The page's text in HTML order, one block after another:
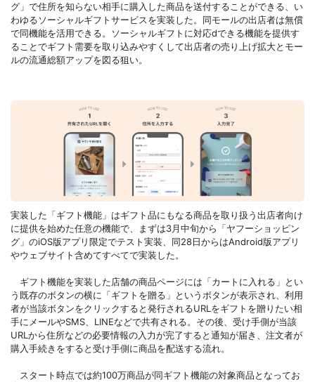
グ」で住所を知らない相手に購入した商品を送付することができる、い
わゆるソーシャルギフトサービスを実装した。同モールの出店者は無償
で同機能を活用できる。ソーシャルギフトに対応dできる機能を提供す
ることでギフト需要を取り込みやすくして出店者の売り上げ拡大とモー
ルの流通総額アップを図る狙い。
実装した「ギフト機能」はギフト品にもなる商品を取り扱う出店者向け
に提供を始めた任意の機能で、まずは3月中旬から「ヤフーショッピン
グ」のiOS版アプリ限定でテスト実装、同28日からはAndroid版アプリ
やウェブサイト含めてすべてで実装した。
ギフト機能を実装した店舗の商品ページには「カートに入れる」とい
う既存のボタンの横に「ギフトを贈る」というボタンが表示され、利用
者が当該ボタンをクリックすると発行されるURLをギフトを贈りたい相
手にメールやSMS、LINEなどで共有される。その後、受け手側が当該
URLから住所などの必要情報の入力が完了すると通知が届き、注文者が
購入手続きをすると受け手側に商品を配送する流れ。
スタート時点では約100万商品が同ギフト機能の対象商品となってお